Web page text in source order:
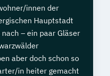
innen der
Hauptstadt
– ein paar Gläser
aber doch schon so
in heiter gemacht